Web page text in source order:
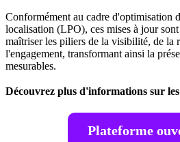
Conformément au cadre d'optimisation
localisation (LPO), ces mises à jour
maîtriser les piliers de la visibilité, de la
l'engagement, transformant ainsi la
mesurables.
Découvrez plus d'informations sur les
Plateforme